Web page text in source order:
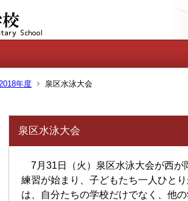
年度 泉区水泳大会
泉区水泳大会
7月31日（火）泉区水泳大会が西が
練習が始まり、子どもたち一人ひと
は、自分たちの学校だけでなく、他